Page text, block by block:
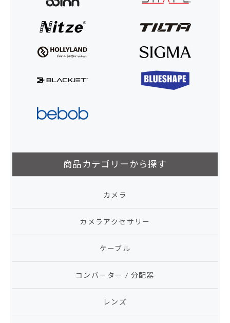
商品カテゴリーから探す
カメラ
カメラアクセサリー
ケーブル
コンバーター / 分配器
レンズ